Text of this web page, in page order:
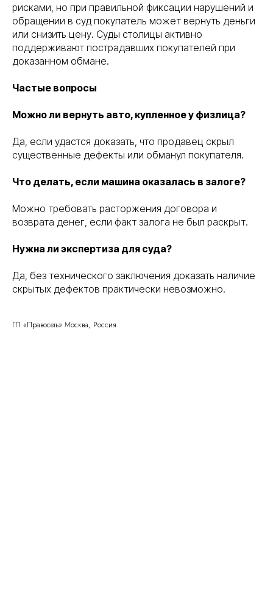
рисками, но при правильной фиксации нарушений и
обращении в суд покупатель может вернуть деньги
или снизить цену. Суды столицы активно
поддерживают пострадавших покупателей при
доказанном обмане.
Частые вопросы
Можно ли вернуть авто, купленное у физлица?
Да, если удастся доказать, что продавец скрыл
существенные дефекты или обманул покупателя.
Что делать, если машина оказалась в залоге?
Можно требовать расторжения договора и
возврата денег, если факт залога не был раскрыт.
Нужна ли экспертиза для суда?
Да, без технического заключения доказать наличие
скрытых дефектов практически невозможно.
ГП «Правосеть» Москва, Россия